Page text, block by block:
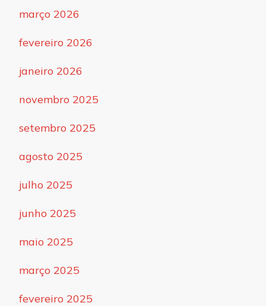
março 2026
fevereiro 2026
janeiro 2026
novembro 2025
setembro 2025
agosto 2025
julho 2025
junho 2025
maio 2025
março 2025
fevereiro 2025